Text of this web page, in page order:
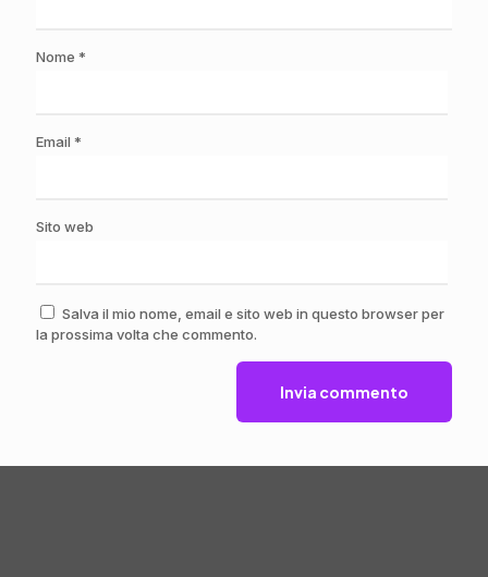
Nome *
Email *
Sito web
Salva il mio nome, email e sito web in questo browser per
la prossima volta che commento.